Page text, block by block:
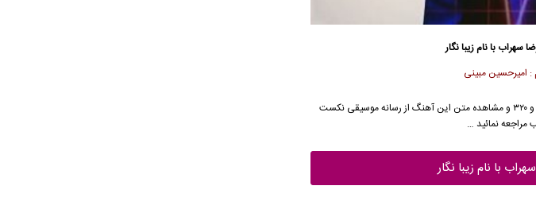
سهراب با نام زیبا نگار
: امیرحسین مبینی
جهت دانلود آهنگ زیبا نگار از علیرضا سهراب با کیفیت ۱۲۸ و ۳۲۰ و مشاهده متن این آهنگ از رسانه موسیقی نکست
مراجعه نمائید …
با نام زیبا نگار